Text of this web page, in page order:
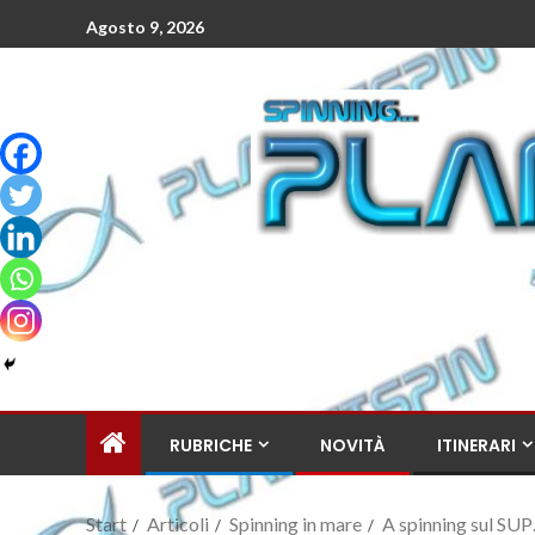
Agosto 9, 2026
RUBRICHE NOVITÀ ITINERARI
Start Articoli Spinning in mare A spinning sul